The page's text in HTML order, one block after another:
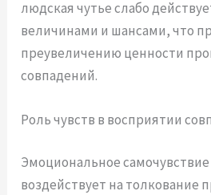
людская чутье слабо
величинами и шансами, что
преувеличению ценности
совпадений.
Роль чувств в восприятии
Эмоциональное
воздействует на толкование